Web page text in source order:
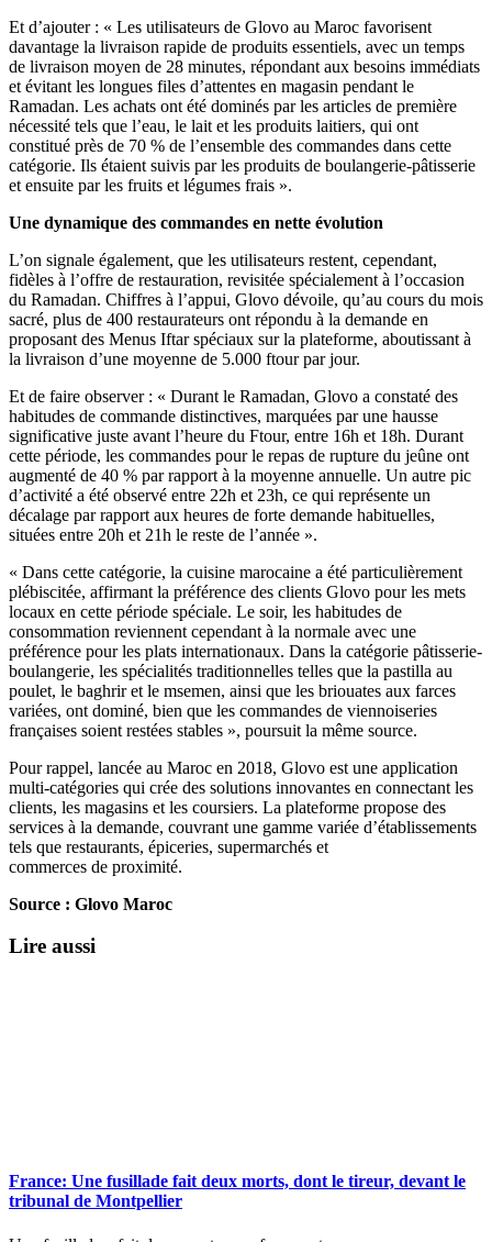
Et d’ajouter : « Les utilisateurs de Glovo au Maroc favorisent
davantage la livraison rapide de produits essentiels, avec un temps
de livraison moyen de 28 minutes, répondant aux besoins immédiats
et évitant les longues files d’attentes en magasin pendant le
Ramadan. Les achats ont été dominés par les articles de première
nécessité tels que l’eau, le lait et les produits laitiers, qui ont
constitué près de 70 % de l’ensemble des commandes dans cette
catégorie. Ils étaient suivis par les produits de boulangerie-pâtisserie
et ensuite par les fruits et légumes frais ».
Une dynamique des commandes en nette évolution
L’on signale également, que les utilisateurs restent, cependant,
fidèles à l’offre de restauration, revisitée spécialement à l’occasion
du Ramadan. Chiffres à l’appui, Glovo dévoile, qu’au cours du mois
sacré, plus de 400 restaurateurs ont répondu à la demande en
proposant des Menus Iftar spéciaux sur la plateforme, aboutissant à
la livraison d’une moyenne de 5.000 ftour par jour.
Et de faire observer : « Durant le Ramadan, Glovo a constaté des
habitudes de commande distinctives, marquées par une hausse
significative juste avant l’heure du Ftour, entre 16h et 18h. Durant
cette période, les commandes pour le repas de rupture du jeûne ont
augmenté de 40 % par rapport à la moyenne annuelle. Un autre pic
d’activité a été observé entre 22h et 23h, ce qui représente un
décalage par rapport aux heures de forte demande habituelles,
situées entre 20h et 21h le reste de l’année ».
« Dans cette catégorie, la cuisine marocaine a été particulièrement
plébiscitée, affirmant la préférence des clients Glovo pour les mets
locaux en cette période spéciale. Le soir, les habitudes de
consommation reviennent cependant à la normale avec une
préférence pour les plats internationaux. Dans la catégorie pâtisserie-
boulangerie, les spécialités traditionnelles telles que la pastilla au
poulet, le baghrir et le msemen, ainsi que les briouates aux farces
variées, ont dominé, bien que les commandes de viennoiseries
françaises soient restées stables », poursuit la même source.
Pour rappel, lancée au Maroc en 2018, Glovo est une application
multi-catégories qui crée des solutions innovantes en connectant les
clients, les magasins et les coursiers. La plateforme propose des
services à la demande, couvrant une gamme variée d’établissements
tels que restaurants, épiceries, supermarchés et
commerces de proximité.
Source : Glovo Maroc
Lire aussi
France: Une fusillade fait deux morts, dont le tireur, devant le
tribunal de Montpellier